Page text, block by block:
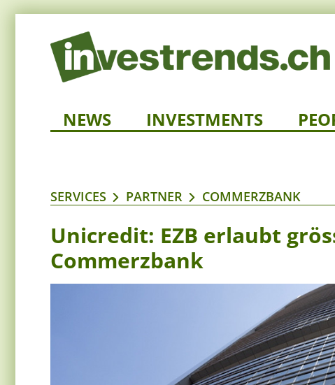
NEWS INVESTMENTS
SERVICES PARTNER COMMERZBANK
Unicredit: EZB erlaubt
Commerzbank